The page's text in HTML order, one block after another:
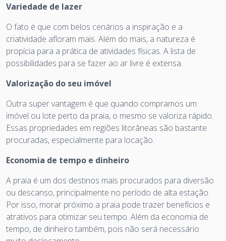
Variedade de lazer
O fato é que com belos cenários a inspiração e a
criatividade afloram mais. Além do mais, a natureza é
propícia para a prática de atividades físicas. A lista de
possibilidades para se fazer ao ar livre é extensa.
Valorização do seu imóvel
Outra super vantagem é que quando compramos um
imóvel ou lote perto da praia, o mesmo se valoriza rápido.
Essas propriedades em regiões litorâneas são bastante
procuradas, especialmente para locação.
Economia de tempo e dinheiro
A praia é um dos destinos mais procurados para diversão
ou descanso, principalmente no período de alta estação.
Por isso, morar próximo a praia pode trazer benefícios e
atrativos para otimizar seu tempo. Além da economia de
tempo, de dinheiro também, pois não será necessário